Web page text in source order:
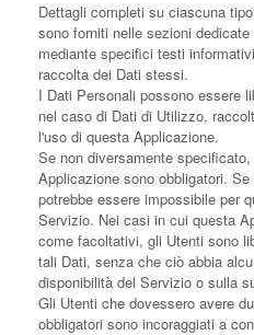
Dettagli completi su ciascuna
sono forniti nelle sezioni
mediante specifici testi
raccolta dei Dati stessi.
I Dati Personali possono essere
nel caso di Dati di Utilizzo,
l'uso di questa Applicazione.
Se non diversamente
Applicazione sono obbligatori.
potrebbe essere impossibile per
Servizio. Nei casi in cui questa
come facoltativi, gli Utenti sono
tali Dati, senza che ciò abbia
disponibilità del Servizio o sulla
Gli Utenti che dovessero avere
obbligatori sono incoraggiati a